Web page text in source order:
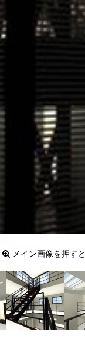
メイン画像を押す